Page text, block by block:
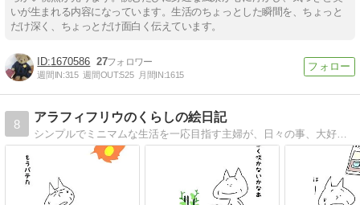
いが生まれる内容になっています。生活のちょっとした瞬間を、ちょっと
だけ深く、ちょっとだけ面白く伝えています。
1670586 27
週間IN:315 週間OUT:525 月間IN:1615
8
アラフィフリウのくらしの絵日記
シンプルでミニマムな生活を一応目指す主婦が、日々の事、大好きなドラマ、映画、本のことなどをイラストを交えてお送りします！